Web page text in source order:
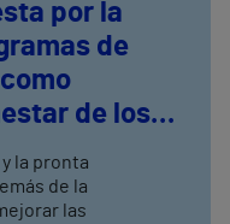
por la
de
de los
la pronta
de la
las